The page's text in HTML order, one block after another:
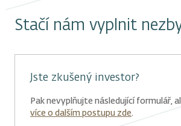
Stačí nám vyplnit
Jste zkušený investor?
Pak nevyplňujte následující formulář,
více o dalším postupu zde.